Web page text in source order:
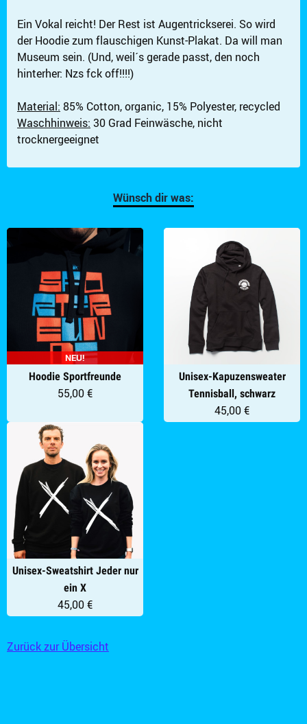
Ein Vokal reicht! Der Rest ist Augentrickserei. So wird
der Hoodie zum flauschigen Kunst-Plakat. Da will man
Museum sein. (Und, weil´s gerade passt, den noch
hinterher: Nzs fck off!!!!)
Material: 85% Cotton, organic, 15% Polyester, recycled
Waschhinweis: 30 Grad Feinwäsche, nicht
trocknergeeignet
Wünsch dir was:
NEU!
Hoodie Sportfreunde
55,00 €
Unisex-Kapuzensweater
Tennisball, schwarz
45,00 €
Unisex-Sweatshirt Jeder nur
ein X
45,00 €
Zurück zur Übersicht
UNISEX-KAPUZENSWEATER SPRTFRNDE STLLR
Artikel im Warenkorb